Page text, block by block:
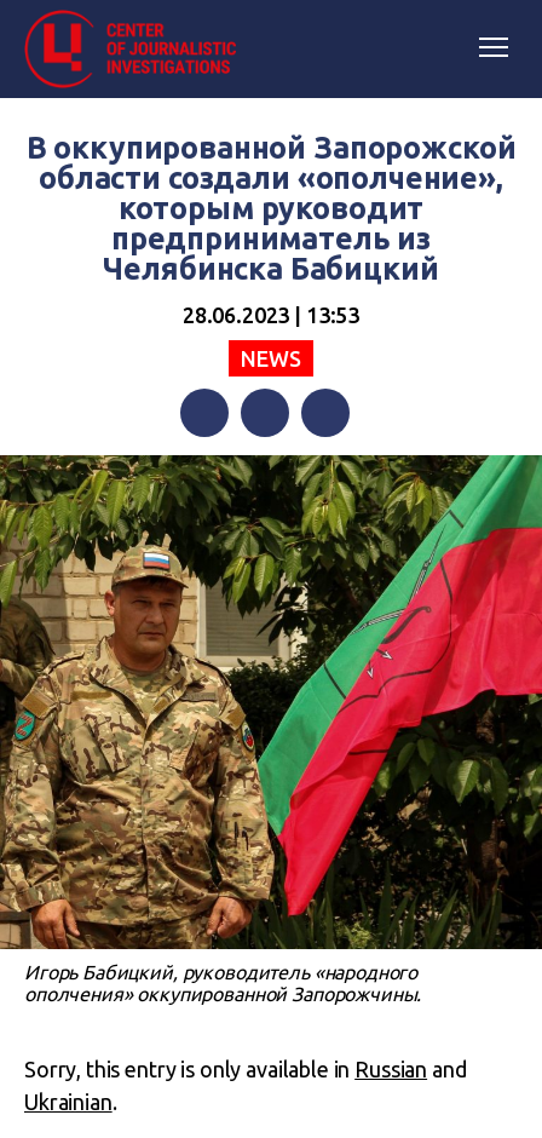
В оккупированной Запорожской
области создали «ополчение»,
которым руководит
предприниматель из
Челябинска Бабицкий
28.06.2023 | 13:53
NEWS
FacebookTwitterTelegram
Игорь Бабицкий, руководитель «народного
ополчения» оккупированной Запорожчины.
Sorry, this entry is only available in Russian and
Ukrainian.